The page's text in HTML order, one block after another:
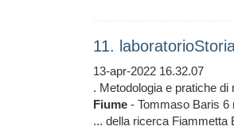
11.
13-apr-2022 16.32.07
. Metodologia e pratiche
Fiume - Tommaso Baris 6
... della ricerca Fiammetta